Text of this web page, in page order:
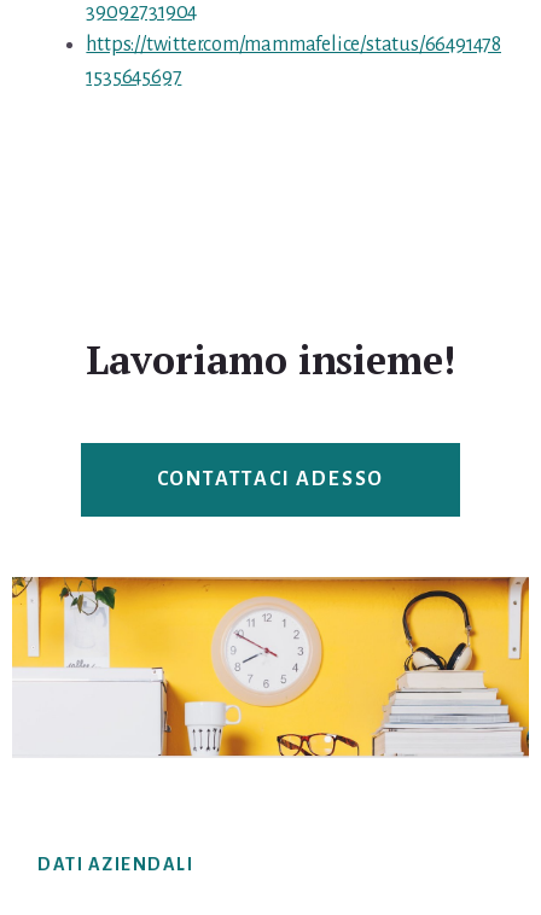
39092731904
https://twitter.com/mammafelice/status/66491478
1535645697
Lavoriamo insieme!
CONTATTACI ADESSO
DATI AZIENDALI